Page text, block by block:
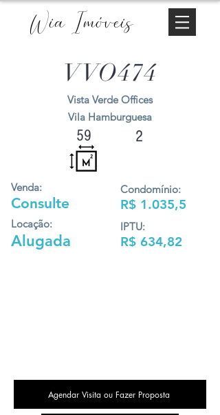
Wia Imóveis
VVO474
Vista Verde Offices
Vila Hamburguesa
59
Venda:
Consulte
Locação:
Alugada
2
Condomínio:
R$ 1.035,5
IPTU:
R$ 634,82
Agendar Visita ou Fazer Proposta